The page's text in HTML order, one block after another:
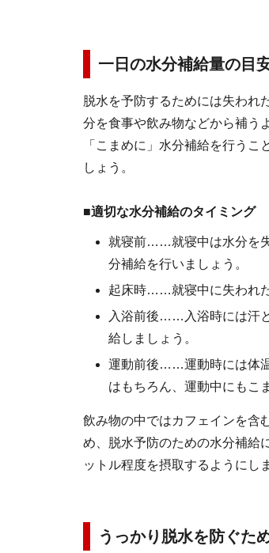
一日の水分補給量の目
脱水を予防するためには失われ
分を食事や飲み物などから補う
「こまめに」水分補給を行う
しょう。
■適切な水分補給のタイミング
就寝前……就寝中は水分を
分補給を行いましょう。
起床時……就寝中に失われ
入浴前後……入浴時には汗
給しましょう。
運動前後……運動時には体
はもちろん、運動中にもこ
飲み物の中ではカフェインを含
め、脱水予防のための水分補給
ットル程度を摂取するようにし
うっかり脱水を防ぐ